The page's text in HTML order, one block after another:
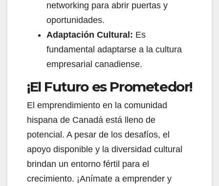
networking para abrir puertas y
oportunidades.
Adaptación Cultural: Es
fundamental adaptarse a la cultura
empresarial canadiense.
¡El Futuro es Prometedor!
El emprendimiento en la comunidad
hispana de Canadá está lleno de
potencial. A pesar de los desafíos, el
apoyo disponible y la diversidad cultural
brindan un entorno fértil para el
crecimiento. ¡Anímate a emprender y